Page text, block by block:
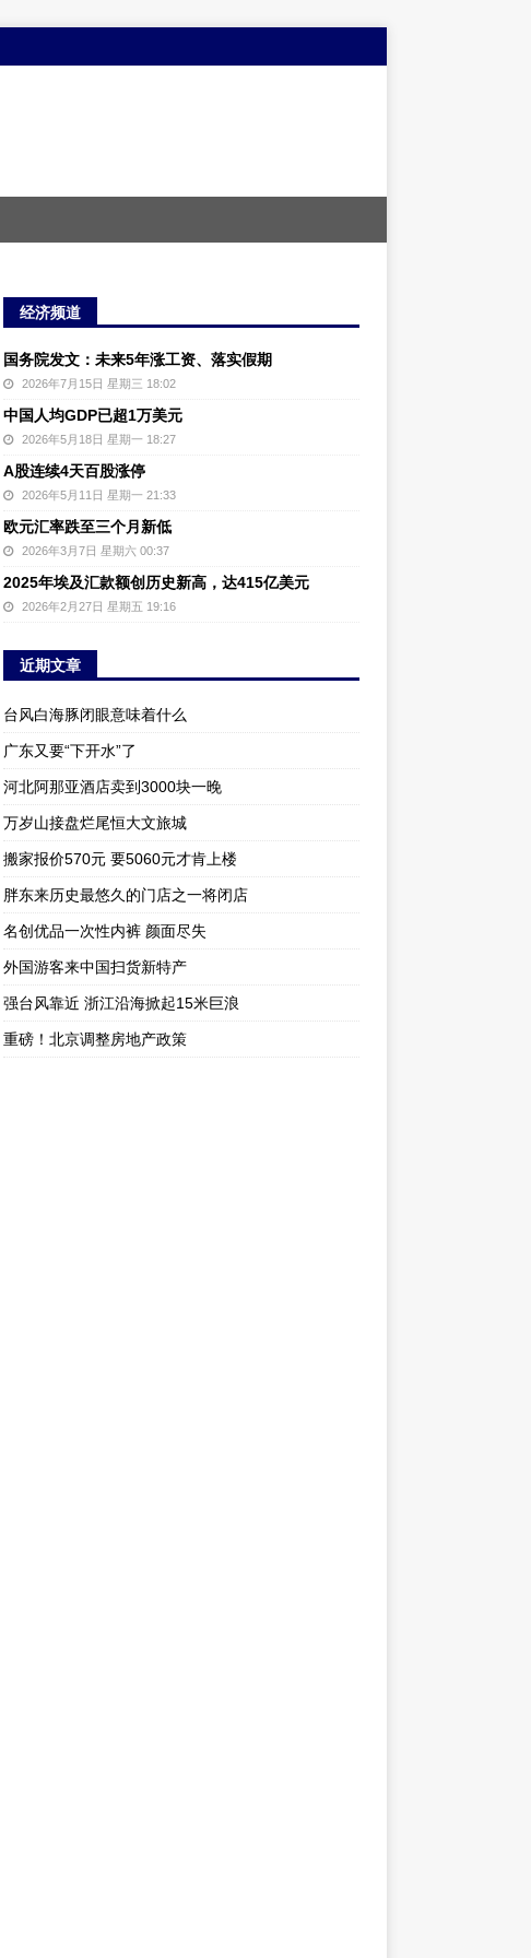
经济频道
国务院发文：未来5年涨工资、落实假期
2026年7月15日 星期三 18:02
中国人均GDP已超1万美元
2026年5月18日 星期一 18:27
A股连续4天百股涨停
2026年5月11日 星期一 21:33
欧元汇率跌至三个月新低
2026年3月7日 星期六 00:37
2025年埃及汇款额创历史新高，达415亿美元
2026年2月27日 星期五 19:16
近期文章
台风白海豚闭眼意味着什么
广东又要“下开水”了
河北阿那亚酒店卖到3000块一晚
万岁山接盘烂尾恒大文旅城
搬家报价570元 要5060元才肯上楼
胖东来历史最悠久的门店之一将闭店
名创优品一次性内裤 颜面尽失
外国游客来中国扫货新特产
强台风靠近 浙江沿海掀起15米巨浪
重磅！北京调整房地产政策